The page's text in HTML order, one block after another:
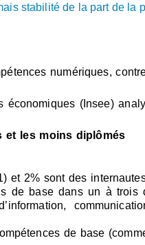
stabilité de la part de la
numériques,
(Insee)
et les moins diplômés
et 2% sont des
de base dans un à trois
de base